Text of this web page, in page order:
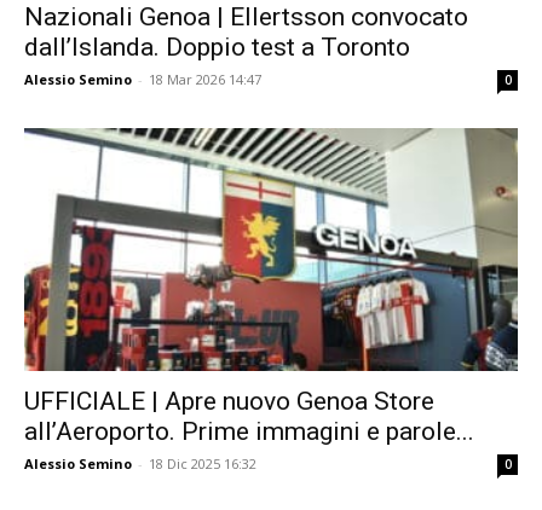
Nazionali Genoa | Ellertsson convocato
dall’Islanda. Doppio test a Toronto
Alessio Semino - 18 Mar 2026 14:47 0
UFFICIALE | Apre nuovo Genoa Store
all’Aeroporto. Prime immagini e parole...
Alessio Semino - 18 Dic 2025 16:32 0